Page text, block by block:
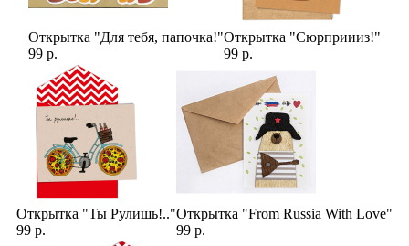
Открытка "Для тебя, папочка!"
99 р.
Открытка "Сюрприииз!"
99 р.
Открытка "Ты Рулишь!.."
99 р.
Открытка "From Russia With Love"
99 р.